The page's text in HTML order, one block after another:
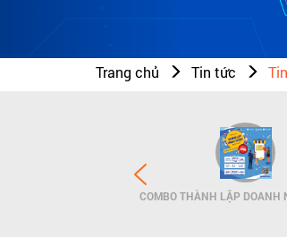
Trang chủ Tin tức
COMBO THÀNH LẬP DOANH